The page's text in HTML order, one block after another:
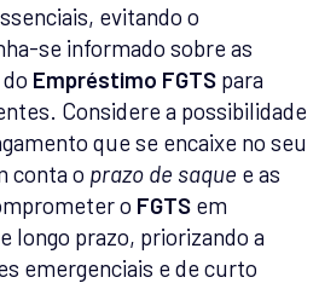
evitando o
se informado sobre as
Empréstimo FGTS para
Considere a possibilidade
que se encaixe no seu
conta o prazo de saque e as
o FGTS em
longo prazo, priorizando a
emergenciais e de curto